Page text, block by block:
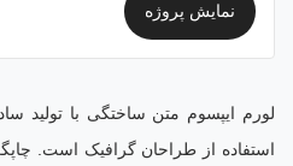
نمایش پروژه
لورم ایپسوم متن ساختگی با تولید
استفاده از طراحان گرافیک است.